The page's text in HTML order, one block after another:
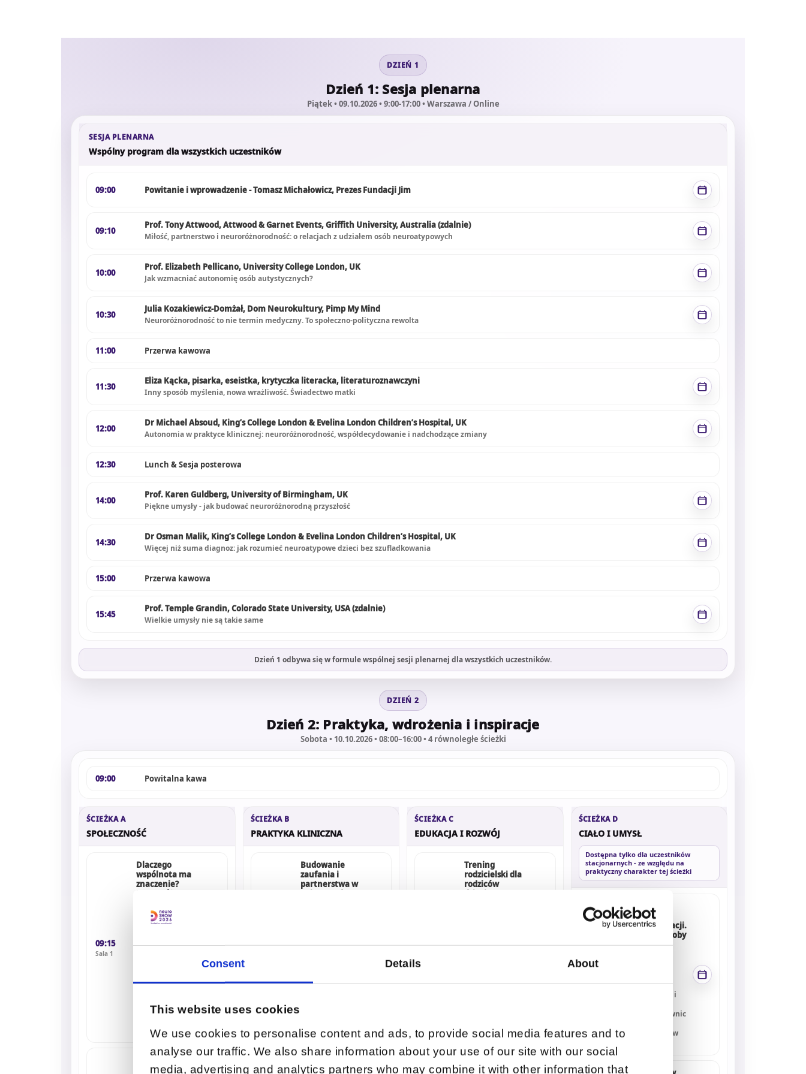
Consent Details About
This website uses cookies
We use cookies to personalise content and ads, to provide social media features and to
analyse our traffic. We also share information about your use of our site with our social
media, advertising and analytics partners who may combine it with other information that
DZIEŃ 1
Dzień 1: Sesja plenarna
Piątek • 09.10.2026 • 9:00-17:00 • Warszawa / Online
SESJA PLENARNA
Wspólny program dla wszystkich uczestników
09:00 Powitanie i wprowadzenie - Tomasz Michałowicz, Prezes Fundacji Jim
09:10
Prof. Tony Attwood, Attwood & Garnet Events, Griffith University, Australia (zdalnie)
Miłość, partnerstwo i neuroróżnorodność: o relacjach z udziałem osób neuroatypowych
10:00
Prof. Elizabeth Pellicano, University College London, UK
Jak wzmacniać autonomię osób autystycznych?
10:30
Julia Kozakiewicz-Domżał, Dom Neurokultury, Pimp My Mind
Neuroróżnorodność to nie termin medyczny. To społeczno-polityczna rewolta
11:00 Przerwa kawowa
11:30
Eliza Kącka, pisarka, eseistka, krytyczka literacka, literaturoznawczyni
Inny sposób myślenia, nowa wrażliwość. Świadectwo matki
12:00
Dr Michael Absoud, King’s College London & Evelina London Children’s Hospital, UK
Autonomia w praktyce klinicznej: neuroróżnorodność, współdecydowanie i nadchodzące zmiany
12:30 Lunch & Sesja posterowa
14:00
Prof. Karen Guldberg, University of Birmingham, UK
Piękne umysły - jak budować neuroróżnorodną przyszłość
14:30
Dr Osman Malik, King’s College London & Evelina London Children’s Hospital, UK
Więcej niż suma diagnoz: jak rozumieć neuroatypowe dzieci bez szufladkowania
15:00 Przerwa kawowa
15:45
Prof. Temple Grandin, Colorado State University, USA (zdalnie)
Wielkie umysły nie są takie same
Dzień 1 odbywa się w formule wspólnej sesji plenarnej dla wszystkich uczestników.
DZIEŃ 2
Dzień 2: Praktyka, wdrożenia i inspiracje
Sobota • 10.10.2026 • 08:00–16:00 • 4 równoległe ścieżki
09:00 Powitalna kawa
ŚCIEŻKA A
SPOŁECZNOŚĆ
09:15
Sala 1
Dlaczego
wspólnota ma
znaczenie?
Neuroróżnoro
solidarność i
wspólny głos
Ida Tymina,
Autistic Realms
Patryk Brzuski,
Aureum
Budowanie
społeczności
ŚCIEŻKA B
PRAKTYKA KLINICZNA
Budowanie
zaufania i
partnerstwa w
opiece nad
Justyna
Markus Raivio,
Absoud, Kings
College London
& Evelina
London
Children's
ŚCIEŻKA C
EDUKACJA I ROZWÓJ
Trening
rodzicielski dla
rodziców
dzieci z ADHD
Amsterdam,
10:15
Bezpieczne
je z
neuroatypowy
mi uczniami
Melika
ŚCIEŻKA D
CIAŁO I UMYSŁ
Dostępna tylko dla uczestników
stacjonarnych - ze względu na
praktyczny charakter tej ścieżki
09:15
sala A
Ciało jako
narzędzie
samoregulacji.
Proste sposoby
zadbania o
Gieldarska,
psycholożka i
współpracownic
Dziewczyny w